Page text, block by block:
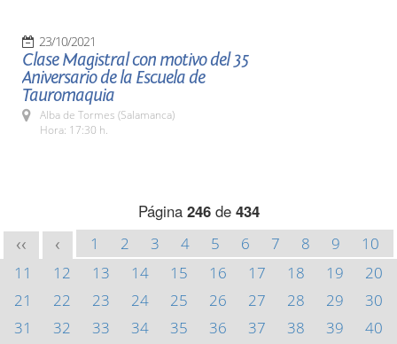
23/10/2021
Clase Magistral con motivo del 35
Aniversario de la Escuela de
Tauromaquia
Alba de Tormes (Salamanca)
Hora: 17:30 h.
Página 246de 434
<< < 1 2 3 4 5 6 7 8 9
10
11
12 13 14 15 16 17 18 19
20
21
22 23 24 25 26 27 28 29
30
31
32 33 34 35 36 37 38 39
40